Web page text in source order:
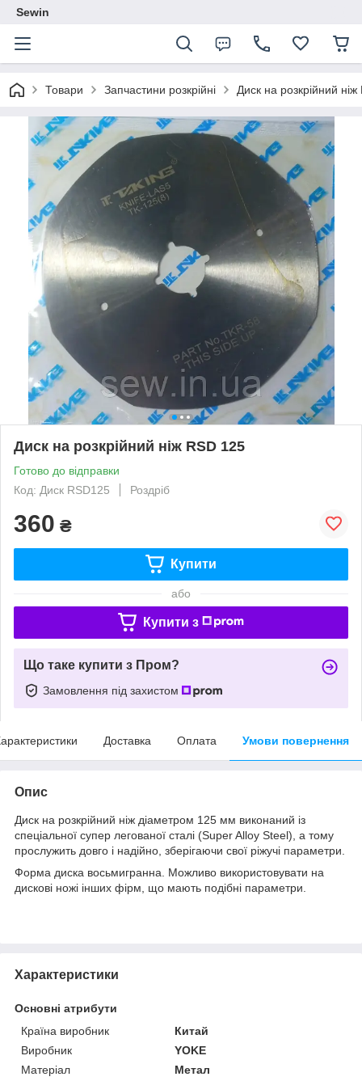
Sewin
Товари Запчастини розкрійні Диск на розкрійний
Диск на розкрійний ніж RSD 125
Готово до відправки
Код: Диск RSD125
Роздріб
360 ₴
Купити
або
Купити з
Що таке купити з Пром?
Замовлення під захистом
Доставка Оплата Умови повернення
Опис
Диск на розкрійний ніж діаметром 125 мм виконаний із
спеціальної супер легованої сталі (Super Alloy Steel), а тому
прослужить довго і надійно, зберігаючи свої ріжучі параметри.
Форма диска восьмигранна. Можливо використовувати на
дискові ножі інших фірм, що мають подібні параметри.
Характеристики
Основні атрибути
Країна виробник
Китай
Виробник
YOKE
Матеріал
Метал